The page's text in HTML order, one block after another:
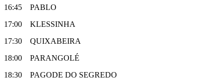
16:45 PABLO
17:00 KLESSINHA
17:30 QUIXABEIRA
18:00 PARANGOLÉ
18:30 PAGODE DO SEGREDO